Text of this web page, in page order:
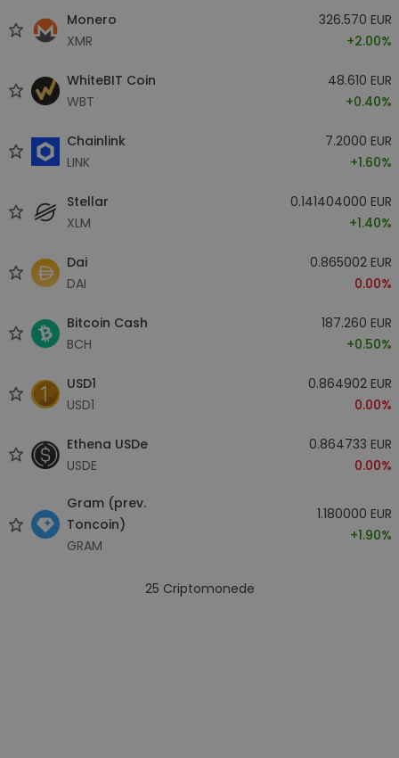
Monero
XMR
326.570 EUR
+2.00%
WhiteBIT Coin
WBT
48.610 EUR
+0.40%
Chainlink
LINK
7.2000 EUR
+1.60%
Stellar
XLM
0.141404000 EUR
+1.40%
Dai
DAI
0.865002 EUR
0.00%
Bitcoin Cash
BCH
187.260 EUR
+0.50%
USD1
USD1
0.864902 EUR
0.00%
Ethena USDe
USDE
0.864733 EUR
0.00%
Gram (prev.
Toncoin)
GRAM
1.180000 EUR
+1.90%
25 Criptomonede